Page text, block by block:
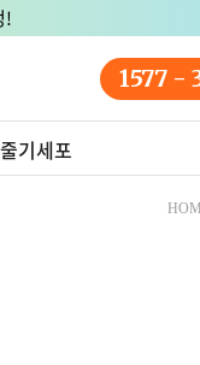
!
1577 -
기세포